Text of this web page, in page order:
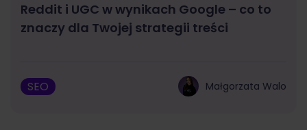
Reddit i UGC w wynikach Google – co to
znaczy dla Twojej strategii treści
SEO Małgorzata Walo